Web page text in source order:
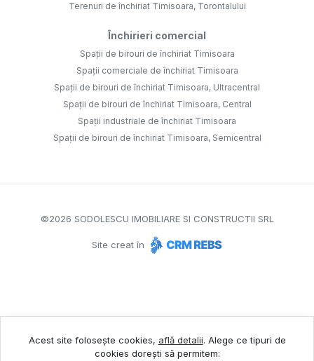
Terenuri de închiriat Timisoara, Torontalului
Închirieri comercial
Spații de birouri de închiriat Timisoara
Spații comerciale de închiriat Timisoara
Spații de birouri de închiriat Timisoara, Ultracentral
Spații de birouri de închiriat Timisoara, Central
Spații industriale de închiriat Timisoara
Spații de birouri de închiriat Timisoara, Semicentral
©2026 SODOLESCU IMOBILIARE SI CONSTRUCTII SRL
Site creat în
Acest site folosește cookies, află detalii. Alege ce tipuri de
cookies dorești să permitem: